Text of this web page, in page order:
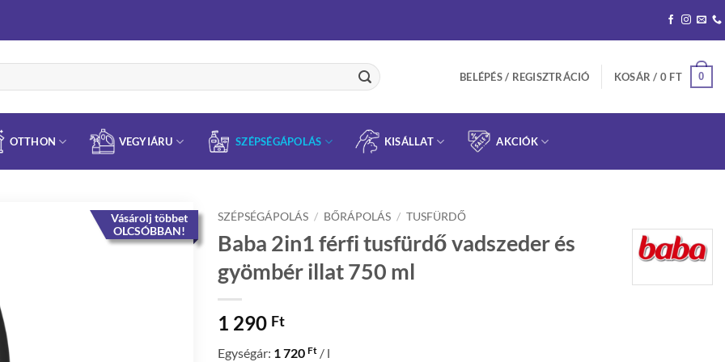
BELÉPÉS / REGISZTRÁCIÓ KOSÁR / 0 FT 0
OTTHON VEGYIÁRU SZÉPSÉGÁPOLÁS KISÁLLAT AKCIÓK
Vásárolj többet
OLCSÓBBAN!
SZÉPSÉGÁPOLÁS / BŐRÁPOLÁS / TUSFÜRDŐ
Baba 2in1 férfi tusfürdő vadszeder és
gyömbér illat 750 ml
1 290 Ft
Egységár: 1 720 Ft / l